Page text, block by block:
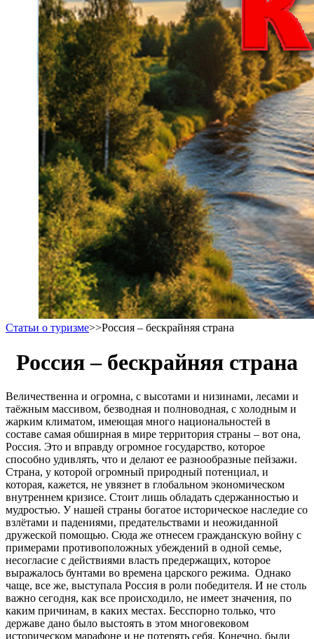
Статьи о туризме>>Россия – бескрайняя страна
Россия – бескрайняя страна
Величественна и огромна, с высотами и низинами, лесами и
таёжным массивом, безводная и полноводная, с холодным и
жарким климатом, имеющая много национальностей в
составе самая обширная в мире территория страны – вот она,
Россия. Это и вправду огромное государство, которое
способно удивлять, что и делают ее разнообразные пейзажи.
Страна, у которой огромный природный потенциал, и
которая, кажется, не увязнет в глобальном экономическом
внутреннем кризисе. Стоит лишь обладать сдержанностью и
мудростью. У нашей страны богатое историческое наследие со
взлётами и падениями, предательствами и неожиданной
дружеской помощью. Сюда же отнесем гражданскую войну с
примерами противоположных убеждений в одной семье,
несогласие с действиями власть предержащих, которое
выражалось бунтами во времена царского режима. Однако
чаще, все же, выступала Россия в роли победителя. И не столь
важно сегодня, как все происходило, не имеет значения, по
каким причинам, в каких местах. Бесспорно только, что
державе дано было выстоять в этом многовековом
историческом марафоне и не потерять себя. Конечно, были